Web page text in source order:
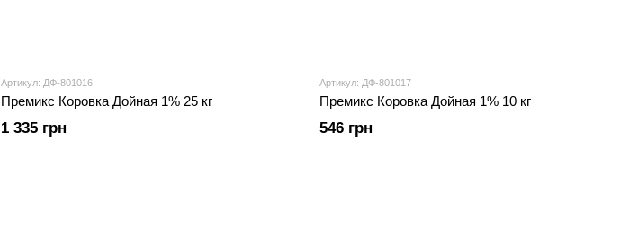
Артикул: ДФ-801016
Премикс Коровка Дойная 1% 25 кг
1 335 грн
Артикул: ДФ-801017
Премикс Коровка Дойная 1% 10 кг
546 грн